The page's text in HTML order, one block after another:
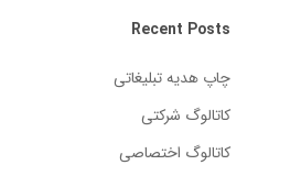
Recent Posts
چاپ هدیه تبلیغاتی
کاتالوگ شرکتی
کاتالوگ اختصاصی